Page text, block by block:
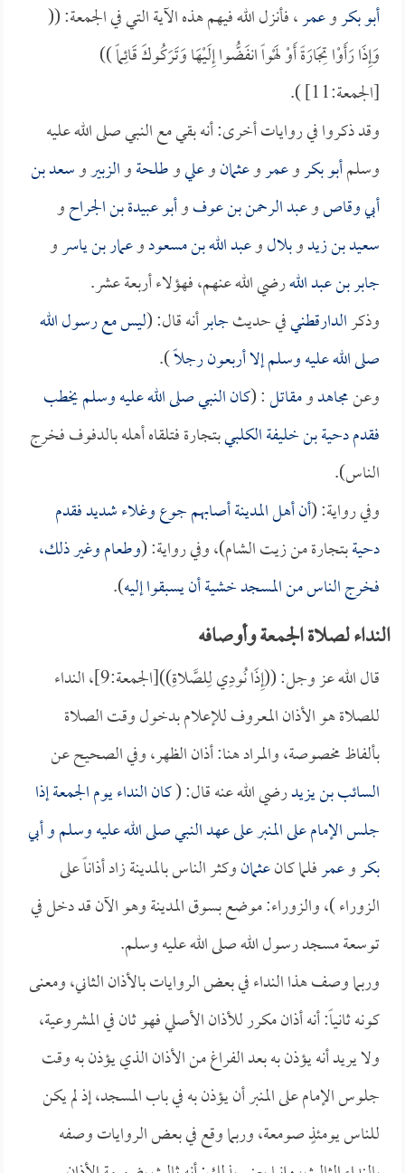
أبو بكروعمر، فأنزل الله فيهم هذه الآية التي في الجمعة: ((
وَإِذَا رَأَوْا تِجَارَةً أَوْ لَهْواً انفَضُّوا إِلَيْهَا وَتَرَكُوكَ قَائِماً ))
[الجمعة:11] ).
وقد ذكروا في روايات أخرى: أنه بقي مع النبي صلى الله عليه
وسلمأبو بكروعمروعثمانوعليوطلحةوالزبيروسعد بن
أبي وقاصوعبد الرحمن بن عوفوأبو عبيدة بن الجراحو
سعيد بن زيدوبلالوعبد الله بن مسعودوعمار بن ياسرو
جابر بن عبد اللهرضي الله عنهم، فهؤلاء أربعة عشر.
وذكرالدارقطنيفي حديثجابرأنه قال: (ليس مع رسول الله
صلى الله عليه وسلم إلا أربعون رجلاً).
وعنمجاهدومقاتل: (كان النبي صلى الله عليه وسلم يخطب
فقدمدحية بن خليفة الكلبيبتجارة فتلقاه أهله بالدفوف فخرج
الناس).
وفي رواية: (أن أهل المدينة أصابهم جوع وغلاء شديد فقدم
دحيةبتجارة من زيت الشام)، وفي رواية: (وطعام وغير ذلك،
فخرج الناس من المسجد خشية أن يسبقوا إليه).
النداء لصلاة الجمعة وأوصافه
قال الله عز وجل: ((إِذَا نُودِي لِلصَّلاةِ))[الجمعة:9]، النداء
للصلاة هو الأذان المعروف للإعلام بدخول وقت الصلاة
بألفاظ مخصوصة، والمراد هنا: أذان الظهر، وفي الصحيح عن
السائب بن يزيدرضي الله عنه قال: (كان النداء يوم الجمعة إذا
جلس الإمام على المنبر على عهد النبي صلى الله عليه وسلم وأبي
بكروعمرفلما كانعثمانوكثر الناس بالمدينة زاد أذاناً على
الزوراء )، والزوراء: موضع بسوق المدينة وهو الآن قد دخل في
توسعة مسجد رسول الله صلى الله عليه وسلم.
وربما وصف هذا النداء في بعض الروايات بالأذان الثاني، ومعنى
كونه ثانياً: أنه أذان مكرر للأذان الأصلي فهو ثان في المشروعية،
ولا يريد أنه يؤذن به بعد الفراغ من الأذان الذي يؤذن به وقت
جلوس الإمام على المنبر أن يؤذن به في باب المسجد، إذ لم يكن
للناس يومئذٍ صومعة، وربما وقع في بعض الروايات وصفه